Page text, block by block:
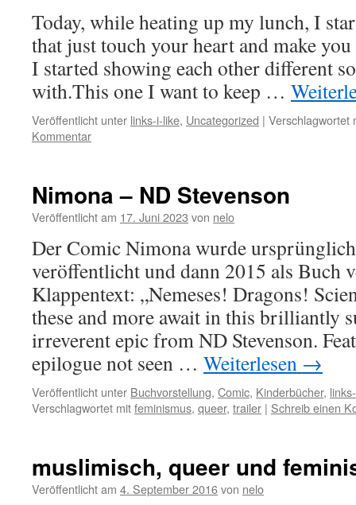
Today, while heating up my lunch, I
that just touch your heart and make
I started showing each other different
with.This one I want to keep …
Veröffentlicht unter links-i-like, Uncategorized | Verschlagwortet
Kommentar
Nimona – ND Stevenson
Veröffentlicht am 17. Juni 2023 von nelo
Der Comic Nimona wurde
veröffentlicht und dann 2015 als Buch
Klappentext: „Nemeses! Dragons!
these and more await in this brilliantly
irreverent epic from ND Stevenson.
epilogue not seen … Weiterlesen →
Veröffentlicht unter Buchvorstellung, Comic, Kinderbücher,
Verschlagwortet mitfeminismus, queer, trailer | Schreib einen
muslimisch, queer und
Veröffentlicht am 4. September 2016von nelo